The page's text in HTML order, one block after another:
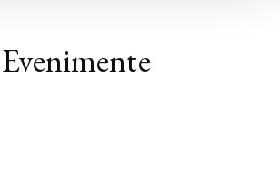
Evenimente